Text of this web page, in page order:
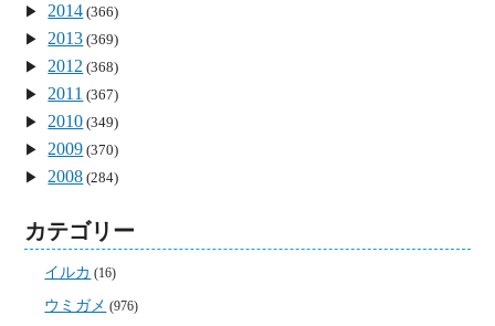
2014 (366)
2013 (369)
2012 (368)
2011 (367)
2010 (349)
2009 (370)
2008 (284)
カテゴリー
イルカ (16)
ウミガメ (976)